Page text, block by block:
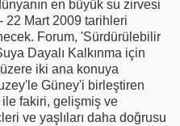
en büyük su zirvesi
22 Mart 2009 tarihleri
Forum, 'Sürdürülebilir
Dayalı Kalkınma için
iki ana konuya
Güney'i birleştiren
fakiri, gelişmiş ve
ve yaşlıları daha doğrusu